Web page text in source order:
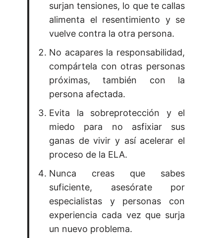
surjan tensiones, lo que te callas
alimenta el resentimiento y se
vuelve contra la otra persona.
No acapares la responsabilidad,
compártela con otras personas
próximas, también con la
persona afectada.
Evita la sobreprotección y el
miedo para no asfixiar sus
ganas de vivir y así acelerar el
proceso de la ELA.
Nunca creas que sabes
suficiente, asesórate por
especialistas y personas con
experiencia cada vez que surja
un nuevo problema.